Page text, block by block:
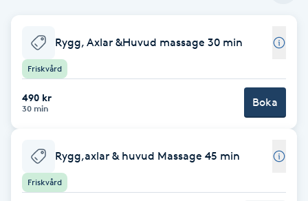
Brynplockning
Bröllopsuppsättning
Celluliter
Coachning
Rygg, Axlar &Huvud massage 30 min
Friskvård
490 kr
30 min Boka
Rygg,axlar & huvud Massage 45 min
Friskvård